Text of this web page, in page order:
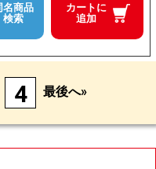
カートに
追加
名商品
検索
4 最後へ»